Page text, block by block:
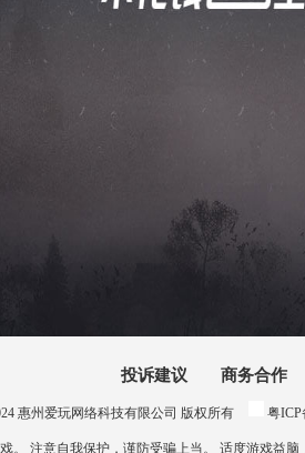
投诉建议 商务合作
惠州爱玩网络科技有限公司 版权所有 粤ICP
。 注意自我保护，谨防受骗上当。 适度游戏益